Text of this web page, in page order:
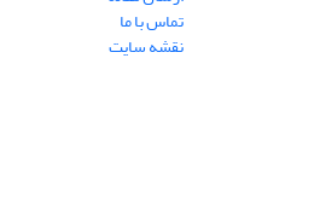
تماس با ما
نقشه سایت